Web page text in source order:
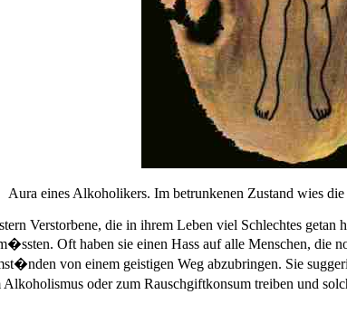
Aura eines Alkoholikers. Im betrunkenen Zustand wies
Verstorbene, die in ihrem Leben viel Schlechtes
Oft haben sie einen Hass auf alle Menschen, die
von einem geistigen Weg abzubringen. Sie
oder zum Rauschgiftkonsum treiben und